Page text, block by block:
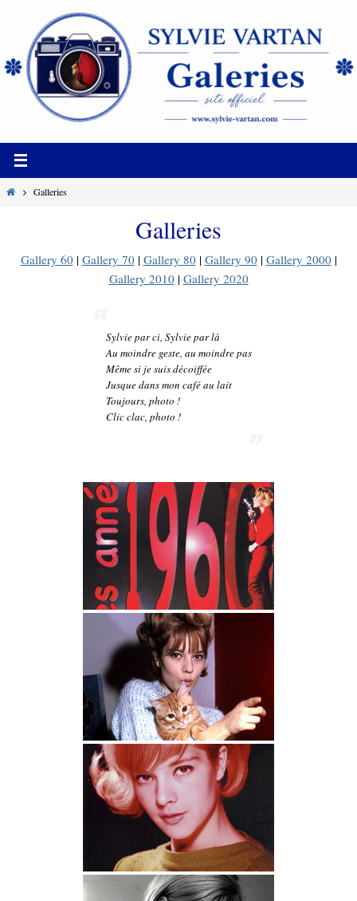
contenu
HomeGalleries
Galleries
Gallery 60| Gallery 70| Gallery 80| Gallery 90| Gallery 2000|
Gallery 2010| Gallery 2020
Sylvie par ci, Sylvie par là
Au moindre geste, au moindre pas
Même si je suis décoiffée
Jusque dans mon café au lait
Toujours, photo !
Clic clac, photo !